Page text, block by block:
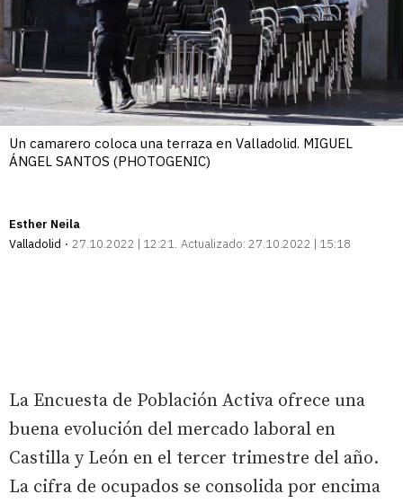
Un camarero coloca una terraza en Valladolid. MIGUEL
ÁNGEL SANTOS (PHOTOGENIC)
Esther Neila
Valladolid
27.10.2022 | 12:21 Actualizado: 27.10.2022 | 15:18
La Encuesta de Población Activa ofrece una
buena evolución del mercado laboral en
Castilla y León en el tercer trimestre del año.
La cifra de ocupados se consolida por encima